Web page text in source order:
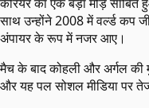
साथ उन्होंने 2008 में वर्ल्ड कप
अंपायर के रूप में नजर आए।
मैच के बाद कोहली और अर्गल की
और यह पल सोशल मीडिया पर